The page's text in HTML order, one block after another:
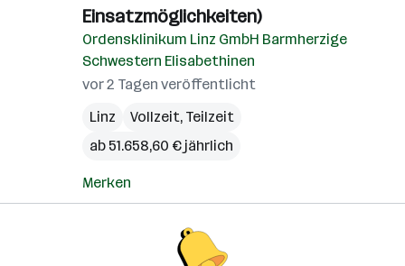
Einsatzmöglichkeiten)
Ordensklinikum Linz GmbH Barmherzige
Schwestern Elisabethinen
vor 2 Tagen veröffentlicht
Linz
Vollzeit, Teilzeit
ab 51.658,60 € jährlich
Merken